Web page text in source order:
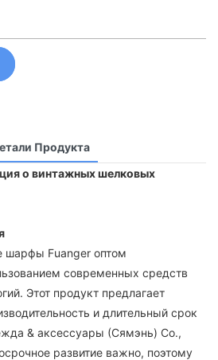
Продукта
о винтажных шелковых
шарфы Fuanger оптом
современных средств
Этот продукт предлагает
и длительный срок
& аксессуары (Сямэнь) Co.,
развитие важно, поэтому